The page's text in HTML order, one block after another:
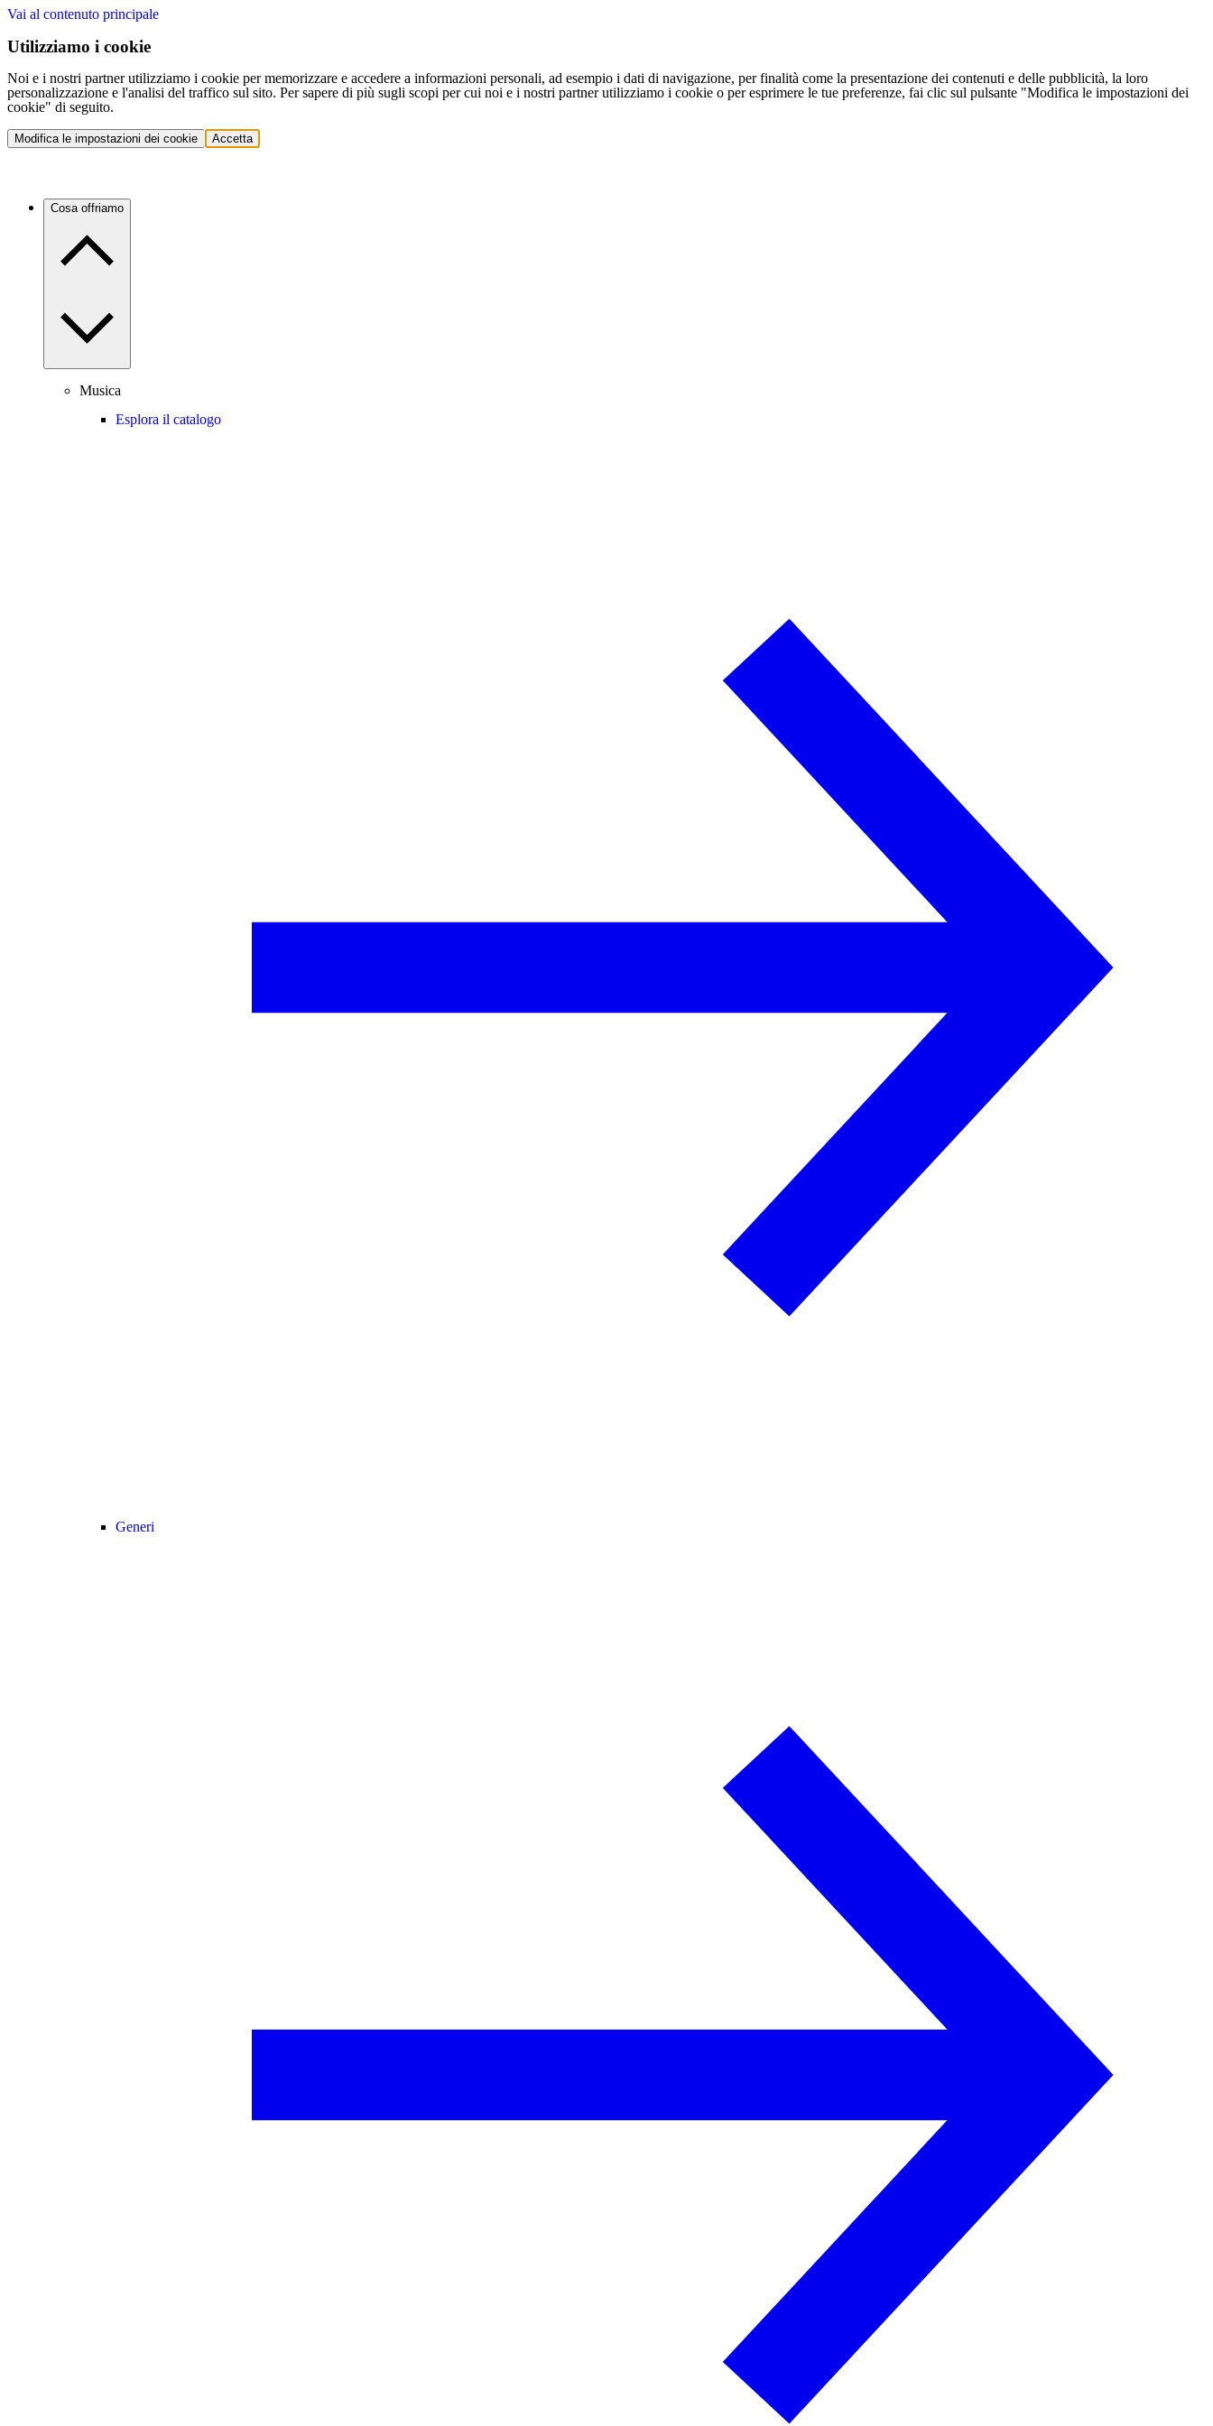
Vai al contenuto principale
Utilizziamo i cookie
Noi e i nostri partner utilizziamo i cookie per memorizzare e accedere a informazioni personali, ad esempio i dati di navigazione, per finalità come la presentazione dei contenuti e delle pubblicità, la loro
personalizzazione e l'analisi del traffico sul sito. Per sapere di più sugli scopi per cui noi e i nostri partner utilizziamo i cookie o per esprimere le tue preferenze, fai clic sul pulsante "Modifica le impostazioni dei
cookie" di seguito.
Modifica le impostazioni dei cookie Accetta
Cosa offriamo
Musica
Esplora il catalogo
Generi